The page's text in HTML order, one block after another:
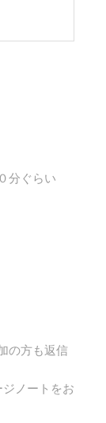
分ぐらい
の方も返信
ノートをお